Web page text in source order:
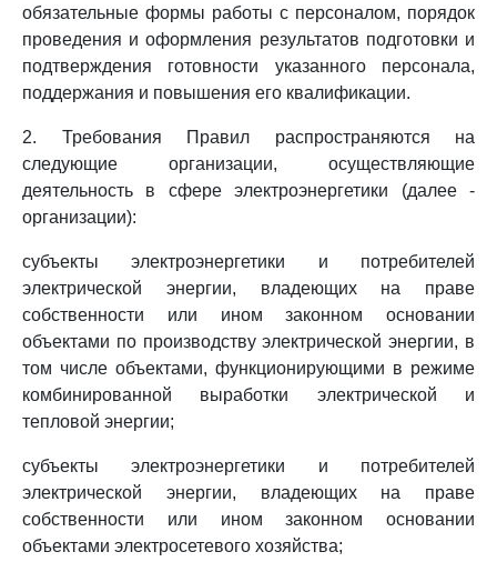
обязательные формы работы с персоналом, порядок
проведения и оформления результатов подготовки и
подтверждения готовности указанного персонала,
поддержания и повышения его квалификации.
2. Требования Правил распространяются на
следующие организации, осуществляющие
деятельность в сфере электроэнергетики (далее -
организации):
субъекты электроэнергетики и потребителей
электрической энергии, владеющих на праве
собственности или ином законном основании
объектами по производству электрической энергии, в
том числе объектами, функционирующими в режиме
комбинированной выработки электрической и
тепловой энергии;
субъекты электроэнергетики и потребителей
электрической энергии, владеющих на праве
собственности или ином законном основании
объектами электросетевого хозяйства;